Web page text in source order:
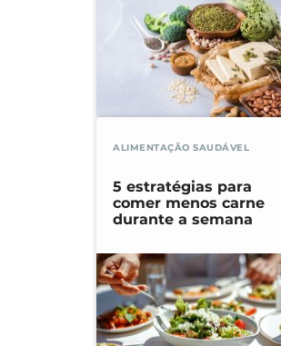
ALIMENTAÇÃO SAUDÁVEL
5 estratégias para
comer menos carne
durante a semana